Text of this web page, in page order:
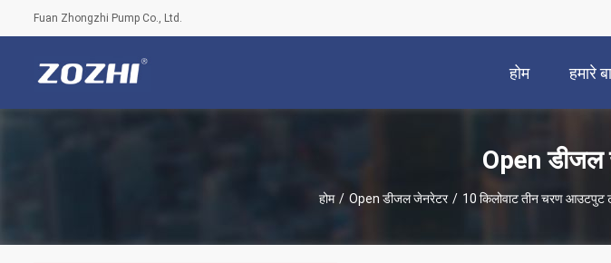
Fuan Zhongzhi Pump Co., Ltd.
होम हमारे
Open डीजल
होम / Open डीजल जेनरेटर / 10 किलोवाट तीन चरण